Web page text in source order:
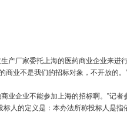
厂家委托上海的医药商业企业来进行
商业不是我们的招标对象，不开放的。
企业不能参加上海的招标啊。”记者
标人的定义是：本办法所称投标人是